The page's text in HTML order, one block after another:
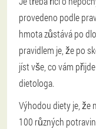
provedeno podle
hmota zůstává po
pravidlem je, že po
jíst vše, co vám
dietologa.
Výhodou diety je, že
100 různých